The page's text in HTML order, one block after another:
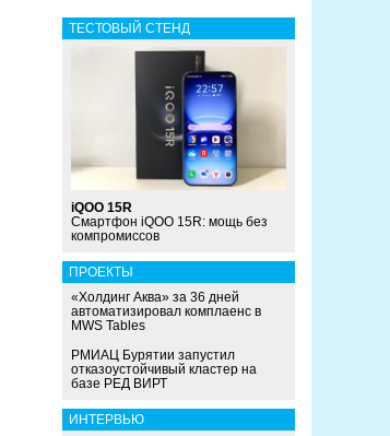
ТЕСТОВЫЙ СТЕНД
iQOO 15R
Смартфон iQOO 15R: мощь без
компромиссов
ПРОЕКТЫ
«Холдинг Аква» за 36 дней
автоматизировал комплаенс в
MWS Tables
РМИАЦ Бурятии запустил
отказоустойчивый кластер на
базе РЕД ВИРТ
ИНТЕРВЬЮ